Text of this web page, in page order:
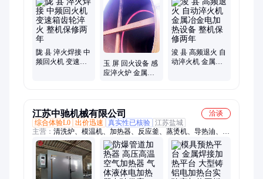
陇 县 淬火焊接 中
频回火机 变速箱
玉 屏 回火设备 感
应淬火炉 金属焊
浚 县 高频退火 自
动淬火机 金属冶
江苏中驰机械有限公司
洽谈
综合体验L0 出价迅速 真实性已核验 江苏盐城
主营： 清洗炉、模温机、加热器、反应釜、蒸烫机、导热油、电
热管、口罩机、高温油、加热管、升温设备、热载体炉、空气风
道、汽车脚垫、翅片烘箱、循环温度、清洗设备、油温机油、吹
风铸铝、高温陶瓷、高温管道、模具温度、非标定制、蒸汽锅
炉、燃油管道